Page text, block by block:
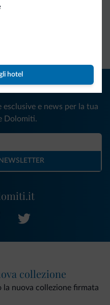
hotel
Dolomiti
e news per la tua
Dolomiti.
collezione
la nuova collezione firmata